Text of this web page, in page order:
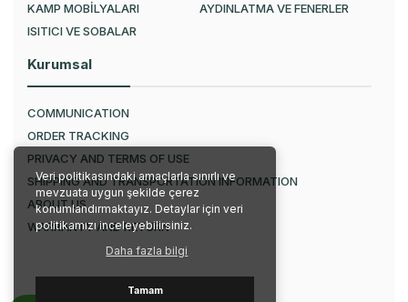
Veri politikasındaki amaçlarla sınırlı ve
mevzuata uygun şekilde çerez
konumlandırmaktayız. Detaylar için veri
politikamızı inceleyebilirsiniz.
Daha fazla bilgi
Tamam
KAMP MOBİLYALARI
AYDINLATMA VE FENERLER
ISITICI VE SOBALAR
Kurumsal
COMMUNICATION
ORDER TRACKING
PRIVACY AND TERMS OF USE
SHIPPING AND TRANSPORTATION INFORMATION
ABOUT US
WARRANTY AND RETURN